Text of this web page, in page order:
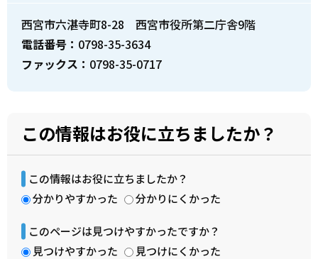
西宮市六湛寺町8-28 西宮市役所第二庁舎9階
電話番号： 0798-35-3634
ファックス： 0798-35-0717
この情報はお役に立ちましたか？
この情報はお役に立ちましたか？
分かりやすかった
分かりにくかった
このページは見つけやすかったですか？
見つけやすかった
見つけにくかった